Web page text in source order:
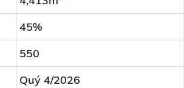
45%
550
Quý 4/2026